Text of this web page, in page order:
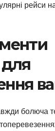
рейси
для
болюча